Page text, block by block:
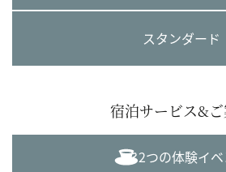
スタンダード
宿泊サービス&
2つの体験イ